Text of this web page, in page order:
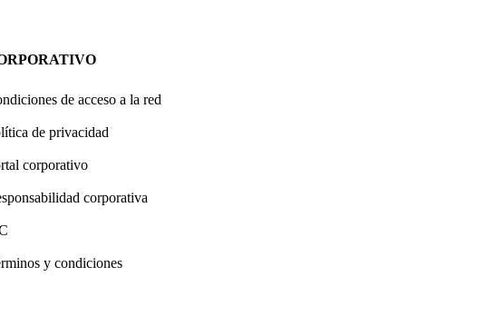
de acceso a la red
de privacidad
corporativo
corporativa
y condiciones